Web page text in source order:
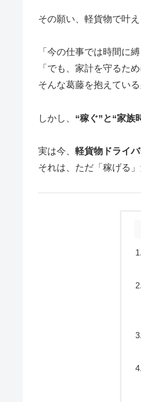
その願い、軽貨物で叶
「今の仕事では時間に
「でも、家計を守るた
そんな葛藤を抱えてい
しかし、 “稼ぐ”と“家族
実は今、 軽貨物ドライ
それは、ただ「稼げる」